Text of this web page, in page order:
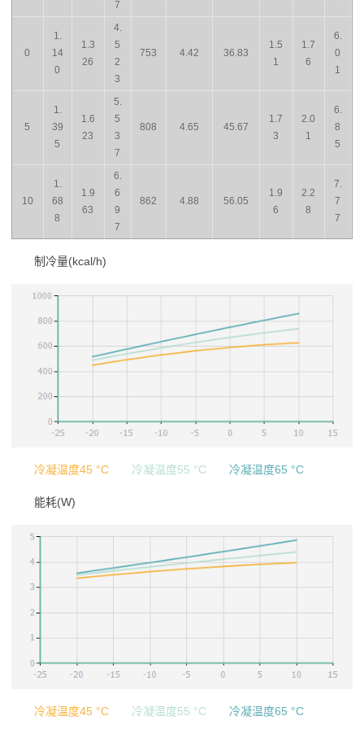
7
0
1.
14
0
1.3
26
4.
5
2
3
753 4.42 36.83
1.5
1
1.7
6
6.
0
1
5
1.
39
5
1.6
23
5.
5
3
7
808 4.65 45.67
1.7
3
2.0
1
6.
8
5
10
1.
68
8
1.9
63
6.
6
9
7
862 4.88 56.05
1.9
6
2.2
8
7.
7
7
制冷量(kcal/h)
冷凝温度45 °C 冷凝温度55 °C 冷凝温度65 °C
能耗(W)
冷凝温度45 °C 冷凝温度55 °C 冷凝温度65 °C